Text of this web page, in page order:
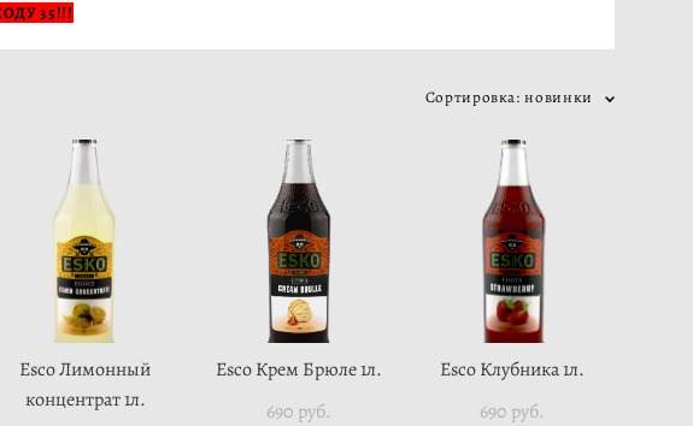
35!!!
Сортировка: новинки
Esco Лимонный
концентрат 1л.
Esco Крем Брюле 1л.
690 pуб.
Esco Клубника 1л.
690 pуб.